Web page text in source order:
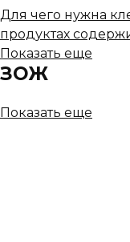
Для чего нужна
продуктах
Показать еще
ЗОЖ
Показать еще